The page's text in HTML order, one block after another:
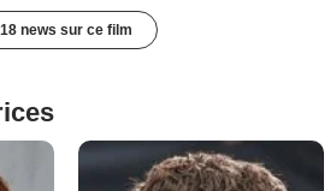
18 news sur ce film